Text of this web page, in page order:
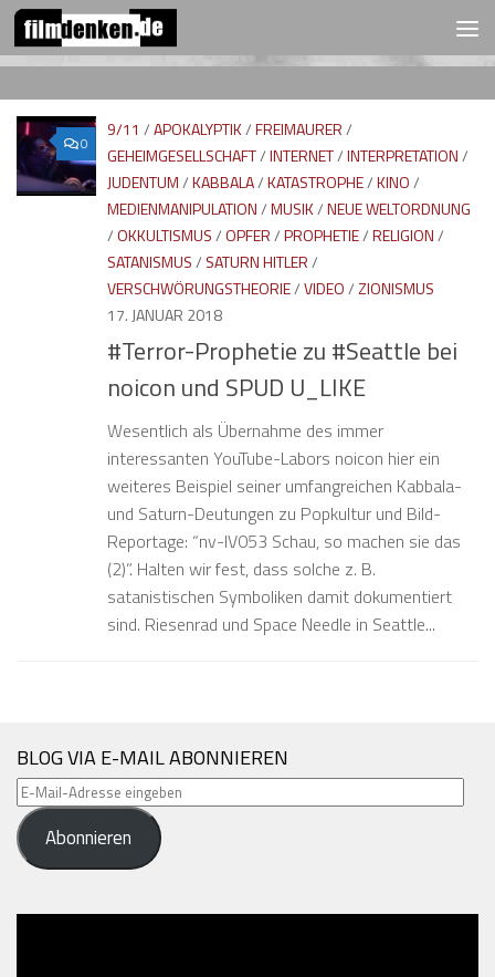
Zum Inhalt springenFOLGEN:
0
9/11 /APOKALYPTIK/FREIMAURER/
GEHEIMGESELLSCHAFT/INTERNET/INTERPRETATION/
JUDENTUM/KABBALA/KATASTROPHE/KINO/
MEDIENMANIPULATION/MUSIK/NEUE WELTORDNUNG
/OKKULTISMUS/OPFER/PROPHETIE/RELIGION/
SATANISMUS/ SATURN HITLER/
VERSCHWÖRUNGSTHEORIE/VIDEO/ZIONISMUS
17. JANUAR 2018
#Terror-Prophetie zu #Seattle bei
noicon und SPUD U_LIKE
Wesentlich als Übernahme des immer
interessanten YouTube-Labors noicon hier ein
weiteres Beispiel seiner umfangreichen Kabbala-
und Saturn-Deutungen zu Popkultur und Bild-
Reportage: “nv-IV053 Schau, so machen sie das
(2)”. Halten wir fest, dass solche z. B.
satanistischen Symboliken damit dokumentiert
sind. Riesenrad und Space Needle in Seattle...
BLOG VIA E-MAIL ABONNIEREN
E-
Mail-
Adresse
eingeben
Abonnieren